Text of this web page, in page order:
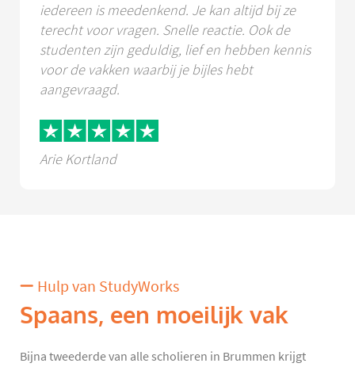
iedereen is meedenkend. Je kan altijd bij ze
terecht voor vragen. Snelle reactie. Ook de
studenten zijn geduldig, lief en hebben kennis
voor de vakken waarbij je bijles hebt
aangevraagd.
Arie Kortland
Hulp van StudyWorks
Spaans, een moeilijk vak
Bijna tweederde van alle scholieren in Brummen krijgt